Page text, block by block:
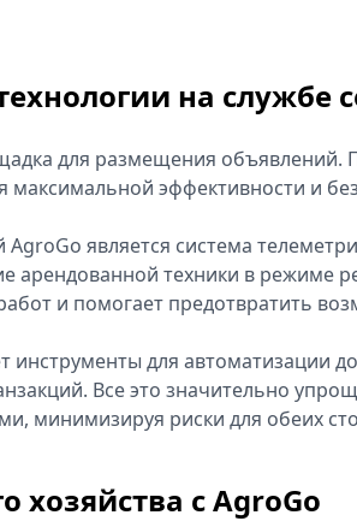
на службе
для размещения
максимальной эффективности и
является система
арендованной техники в режиме
и помогает предотвратить
инструменты для автоматизации
Все это значительно
минимизируя риски для обеих
хозяйства с AgroGo